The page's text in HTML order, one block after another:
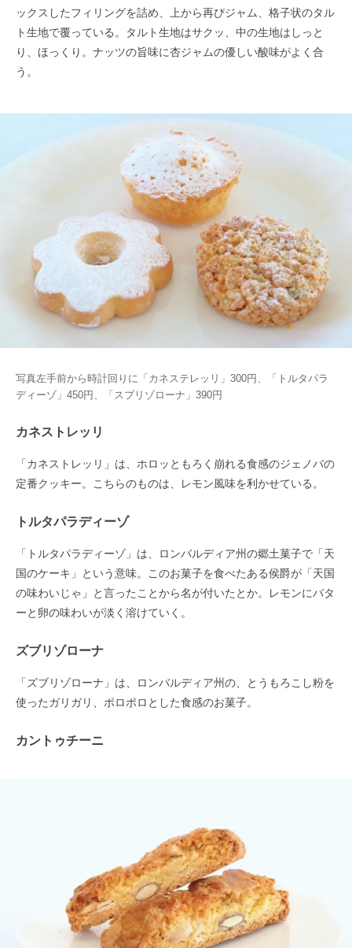
ックスしたフィリングを詰め、上から再びジャム、格子状のタル
ト生地で覆っている。タルト生地はサクッ、中の生地はしっと
り、ほっくり。ナッツの旨味に杏ジャムの優しい酸味がよく合
う。
写真左手前から時計回りに「カネステレッリ」300円、「トルタパラ
ディーゾ」450円、「スプリゾローナ」390円
カネストレッリ
「カネストレッリ」は、ホロッともろく崩れる食感のジェノバの
定番クッキー。こちらのものは、レモン風味を利かせている。
トルタパラディーゾ
「トルタパラディーゾ」は、ロンバルディア州の郷土菓子で「天
国のケーキ」という意味。このお菓子を食べたある侯爵が「天国
の味わいじゃ」と言ったことから名が付いたとか。レモンにバタ
ーと卵の味わいが淡く溶けていく。
ズブリゾローナ
「ズブリゾローナ」は、ロンバルディア州の、とうもろこし粉を
使ったガリガリ、ポロポロとした食感のお菓子。
カントゥチーニ